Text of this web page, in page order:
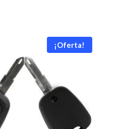
¡Oferta!